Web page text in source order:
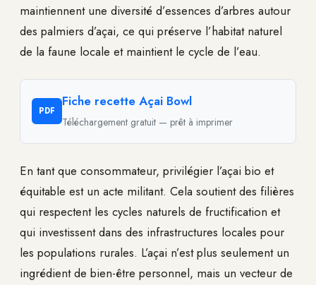
maintiennent une diversité d’essences d’arbres autour
des palmiers d’açai, ce qui préserve l’habitat naturel
de la faune locale et maintient le cycle de l’eau.
PDF
Fiche recette Açai Bowl
Téléchargement gratuit — prêt à imprimer
En tant que consommateur, privilégier l’açai bio et
équitable est un acte militant. Cela soutient des filières
qui respectent les cycles naturels de fructification et
qui investissent dans des infrastructures locales pour
les populations rurales. L’açai n’est plus seulement un
ingrédient de bien-être personnel, mais un vecteur de